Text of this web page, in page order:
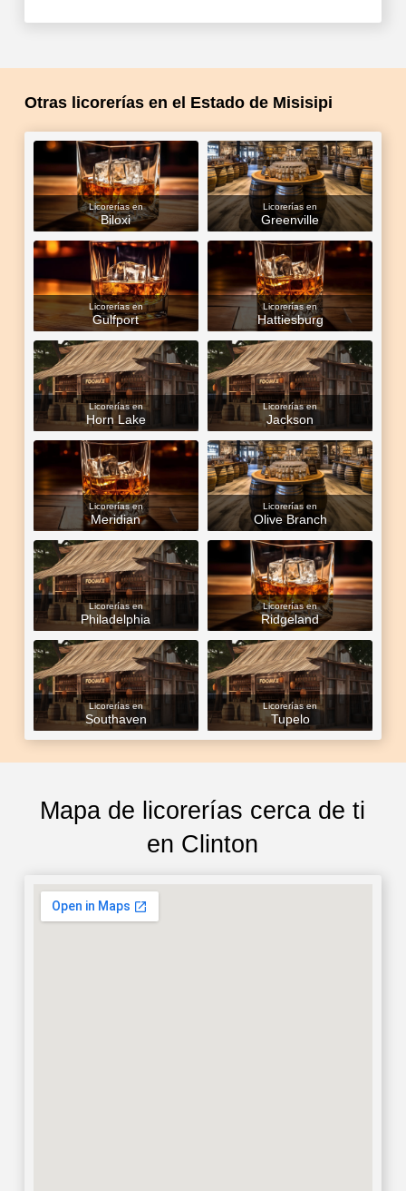
Otras licorerías en el Estado de Misisipi
Licorerías en
Biloxi
Licorerías en
Greenville
Licorerías en
Gulfport
Licorerías en
Hattiesburg
Licorerías en
Horn Lake
Licorerías en
Jackson
Licorerías en
Meridian
Licorerías en
Olive Branch
Licorerías en
Philadelphia
Licorerías en
Ridgeland
Licorerías en
Southaven
Licorerías en
Tupelo
Mapa de licorerías cerca de ti
en Clinton